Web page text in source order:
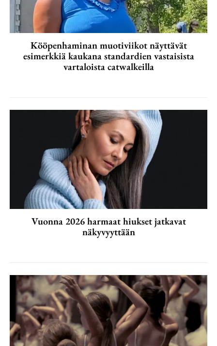
Kööpenhaminan muotiviikot näyttävät
esimerkkiä kaukana standardien vastaisista
vartaloista catwalkeilla
Vuonna 2026 harmaat hiukset jatkavat
näkyvyyttään